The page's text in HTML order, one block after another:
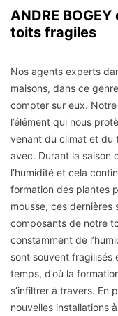
ANDRE
toits fragiles
Nos agents experts
maisons, dans ce
compter sur eux.
l’élément qui nous
venant du climat et du
avec. Durant la saison
l’humidité et cela
formation des plantes
mousse, ces dernières
composants de notre
constamment de
sont souvent fragilisés
temps, d’où la
s’infiltrer à travers. En
nouvelles installations